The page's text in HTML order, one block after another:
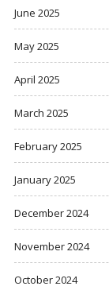
June 2025
May 2025
April 2025
March 2025
February 2025
January 2025
December 2024
November 2024
October 2024